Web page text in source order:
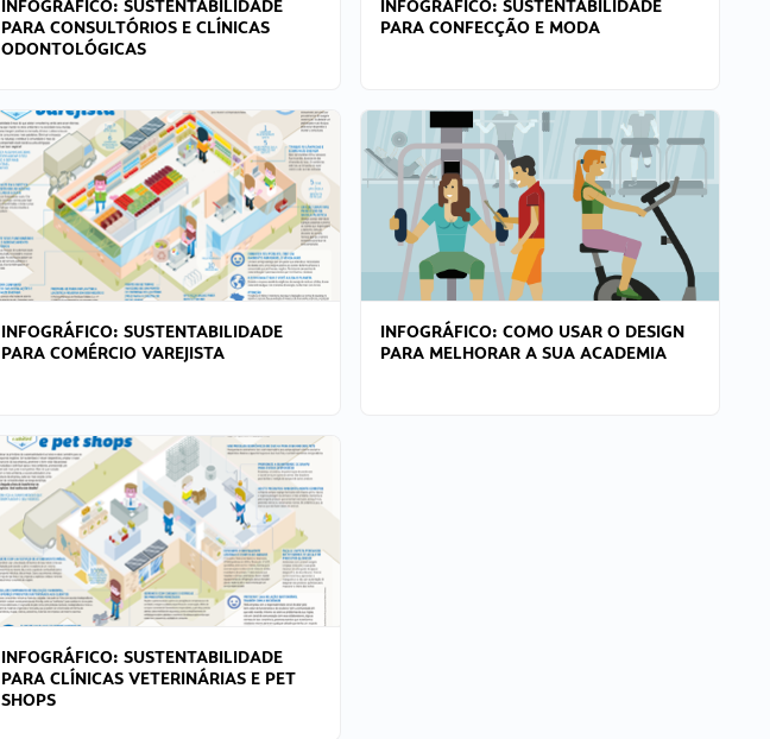
INFOGRÁFICO: SUSTENTABILIDADE
PARA CONSULTÓRIOS E CLÍNICAS
ODONTOLÓGICAS
INFOGRÁFICO: SUSTENTABILIDADE
PARA CONFECÇÃO E MODA
INFOGRÁFICO: SUSTENTABILIDADE
PARA COMÉRCIO VAREJISTA
INFOGRÁFICO: COMO USAR O DESIGN
PARA MELHORAR A SUA ACADEMIA
INFOGRÁFICO: SUSTENTABILIDADE
PARA CLÍNICAS VETERINÁRIAS E PET
SHOPS